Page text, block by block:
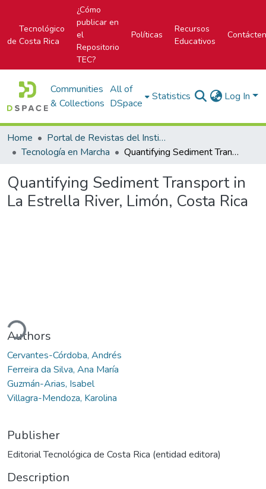
Tecnológico
de Costa Rica
¿Cómo
publicar en
el
Repositorio
TEC?
Políticas
Recursos
Educativos
Communities
& Collections
All of
DSpace
Statistics Log In
Home
Portal de Revistas del Instituto Tecnológico de Costa Rica
Tecnología en Marcha
Quantifying Sediment Transport in La Estrella River, Limón, Costa Rica
Quantifying Sediment Transport in
La Estrella River, Limón, Costa Rica
Authors
Cervantes-Córdoba, Andrés
Ferreira da Silva, Ana María
Guzmán-Arias, Isabel
Villagra-Mendoza, Karolina
Publisher
Editorial Tecnológica de Costa Rica (entidad editora)
Description